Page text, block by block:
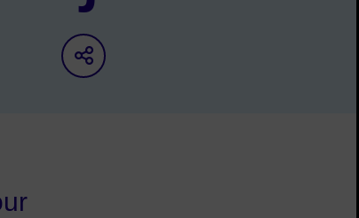
Partager sur les réseaux